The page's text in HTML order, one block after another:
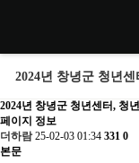
2024년 창녕군 청년
2024년 창녕군 청년센터, 청
페이지 정보
더하람 25-02-03 01:34 331 0
본문